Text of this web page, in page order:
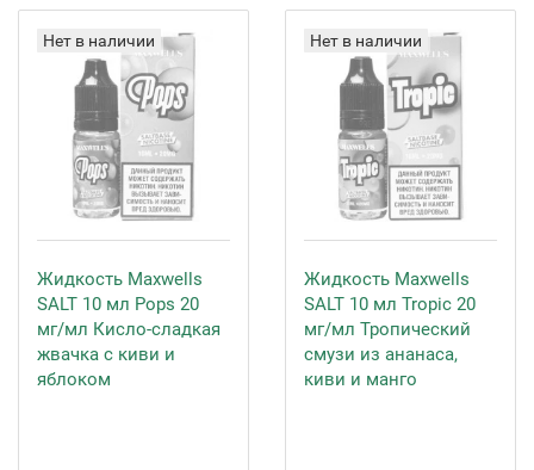
Нет в наличии
Жидкость Maxwells
SALT 10 мл Pops 20
мг/мл Кисло-сладкая
жвачка с киви и
яблоком
Нет в наличии
Жидкость Maxwells
SALT 10 мл Tropic 20
мг/мл Тропический
смузи из ананаса,
киви и манго